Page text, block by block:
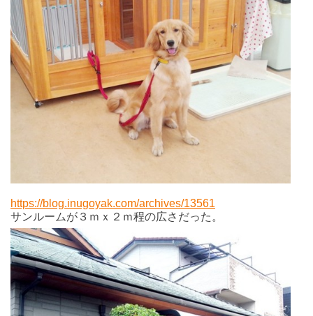
https://blog.inugoyak.com/archives/13561
サンルームが３ｍｘ２ｍ程の広さだった。